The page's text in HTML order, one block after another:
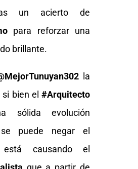
un acierto de
para reforzar una
brillante.
la
si bien el#Arquitecto
sólida evolución
puede negar el
causando el